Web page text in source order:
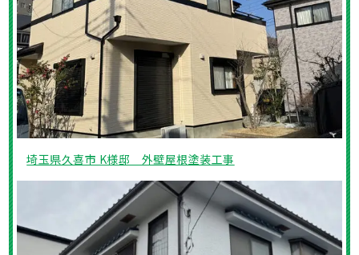
埼玉県久喜市 K様邸 外壁屋根塗装工事